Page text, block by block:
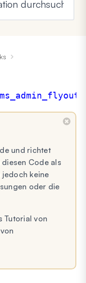
und richtet
Code als
jedoch keine
oder die
Tutorial von